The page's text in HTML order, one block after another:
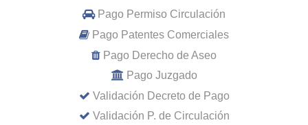
Pago Permiso Circulación
Pago Patentes Comerciales
Pago Derecho de Aseo
Pago Juzgado
Validación Decreto de Pago
Validación P. de Circulación